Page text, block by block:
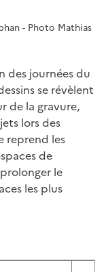
- Photo Mathias
des journées du
se révèlent
de la gravure,
lors des
reprend les
de
le
les plus